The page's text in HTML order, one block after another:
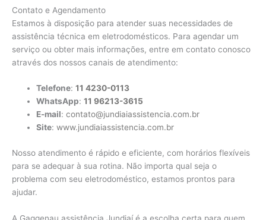
Contato e Agendamento
Estamos à disposição para atender suas necessidades de
assistência técnica em eletrodomésticos. Para agendar um
serviço ou obter mais informações, entre em contato conosco
através dos nossos canais de atendimento:
Telefone:11 4230-0113
WhatsApp:11 96213-3615
E-mail:contato@jundiaiassistencia.com.br
Site:www.jundiaiassistencia.com.br
Nosso atendimento é rápido e eficiente, com horários flexíveis
para se adequar à sua rotina. Não importa qual seja o
problema com seu eletrodoméstico, estamos prontos para
ajudar.
A Gaggenau assistência Jundiaí é a escolha certa para quem